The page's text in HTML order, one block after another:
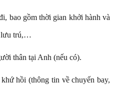
bao gồm thời gian khởi hành và
lưu trú,…
thân tại Anh (nếu có).
hồi (thông tin về chuyến bay,